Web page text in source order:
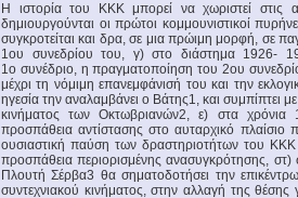
Η ιστορία του ΚΚΚ μπορεί να χωριστεί
δημιουργούνται οι πρώτοι κομμουνιστικοί
συγκροτείται και δρα, σε μια πρώιμη μορφή, σε
1ου συνεδρίου του, γ) στο διάστημα 1926-
1ο συνέδριο, η πραγματοποίηση του 2ου
μέχρι τη νόμιμη επανεμφάνισή του και την
ηγεσία την αναλαμβάνει ο Βάτης1, και συμπίπτει
κινήματος των Οκτωβριανών2, ε) στα χρόνια
προσπάθεια αντίστασης στο αυταρχικό πλαίσιο
ουσιαστική παύση των δραστηριοτήτων του
προσπάθεια περιορισμένης ανασυγκρότησης,
Πλουτή Σέρβα3 θα σηματοδοτήσει την
συντεχνιακού κινήματος, στην αλλαγή της